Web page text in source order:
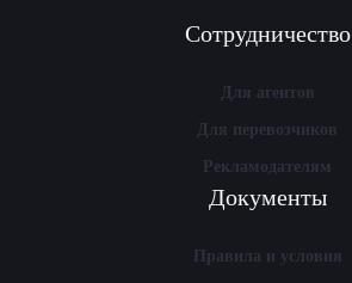
Сотрудничество
Для агентов
Для перевозчиков
Рекламодателям
Документы
Правила и условия